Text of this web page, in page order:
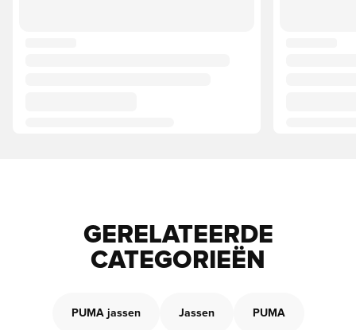
GERELATEERDE
CATEGORIEËN
PUMA jassen Jassen PUMA